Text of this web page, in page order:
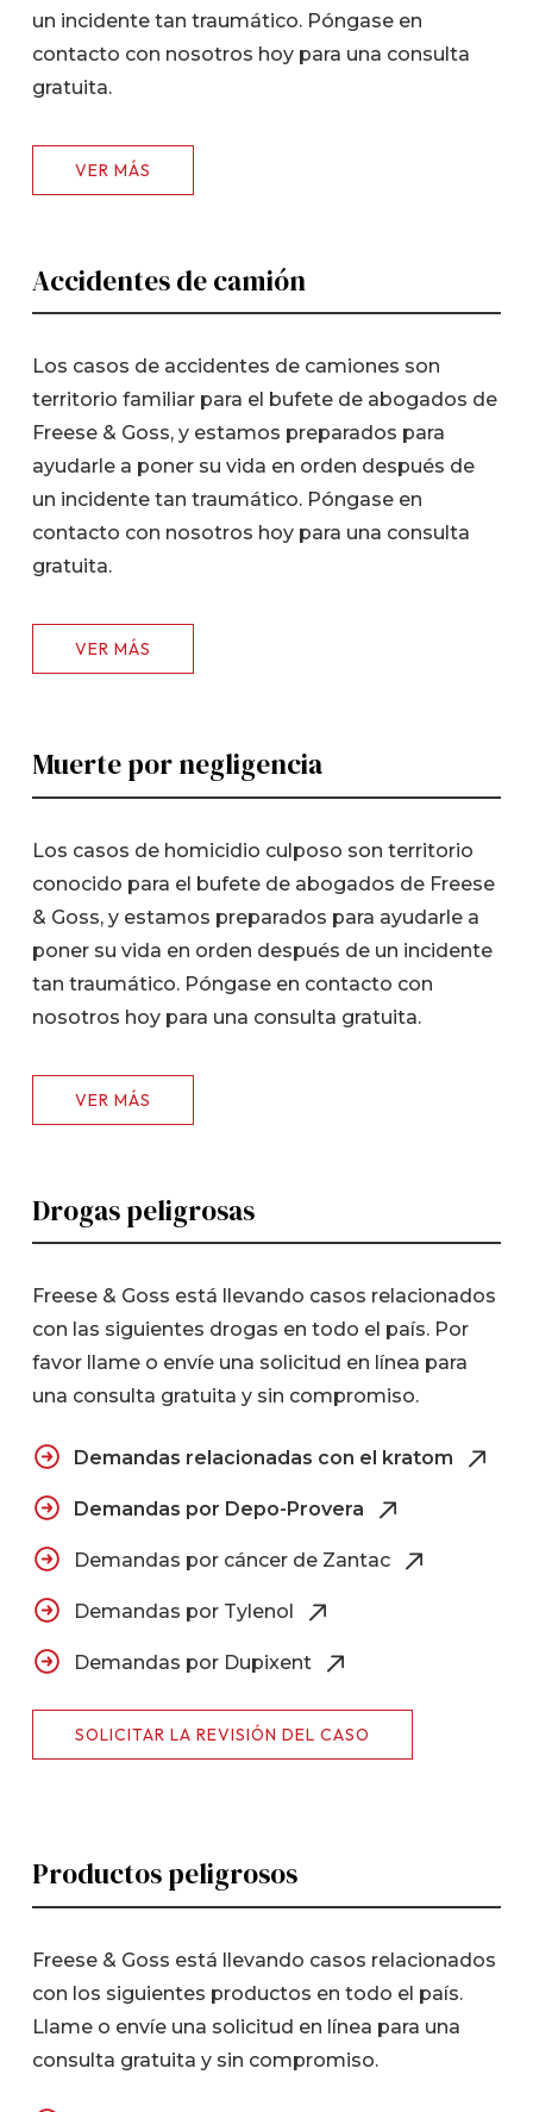
un incidente tan traumático. Póngase en
contacto con nosotros hoy para una consulta
gratuita.
VER MÁS
Accidentes de camión
Los casos de accidentes de camiones son
territorio familiar para el bufete de abogados de
Freese & Goss, y estamos preparados para
ayudarle a poner su vida en orden después de
un incidente tan traumático. Póngase en
contacto con nosotros hoy para una consulta
gratuita.
VER MÁS
Muerte por negligencia
Los casos de homicidio culposo son territorio
conocido para el bufete de abogados de Freese
& Goss, y estamos preparados para ayudarle a
poner su vida en orden después de un incidente
tan traumático. Póngase en contacto con
nosotros hoy para una consulta gratuita.
VER MÁS
Drogas peligrosas
Freese & Goss está llevando casos relacionados
con las siguientes drogas en todo el país. Por
favor llame o envíe una solicitud en línea para
una consulta gratuita y sin compromiso.
Demandas relacionadas con el kratom
Demandas por Depo-Provera
Demandas por cáncer de Zantac
Demandas por Tylenol
Demandas por Dupixent
SOLICITAR LA REVISIÓN DEL CASO
Productos peligrosos
Freese & Goss está llevando casos relacionados
con los siguientes productos en todo el país.
Llame o envíe una solicitud en línea para una
consulta gratuita y sin compromiso.